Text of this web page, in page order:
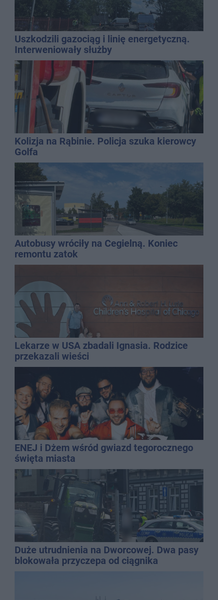
Uszkodzili gazociąg i linię energetyczną.
Interweniowały służby
Kolizja na Rąbinie. Policja szuka kierowcy
Golfa
Autobusy wróciły na Cegielną. Koniec
remontu zatok
Lekarze w USA zbadali Ignasia. Rodzice
przekazali wieści
ENEJ i Dżem wśród gwiazd tegorocznego
święta miasta
Duże utrudnienia na Dworcowej. Dwa pasy
blokowała przyczepa od ciągnika